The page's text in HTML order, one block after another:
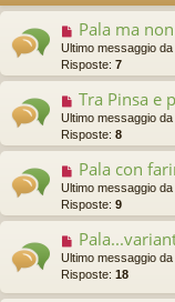
Pala ma
Ultimo messaggio da
Risposte: 7
Tra Pinsa e
Ultimo messaggio da
Risposte: 8
Pala con
Ultimo messaggio da
Risposte: 9
Ultimo messaggio da
Risposte: 18